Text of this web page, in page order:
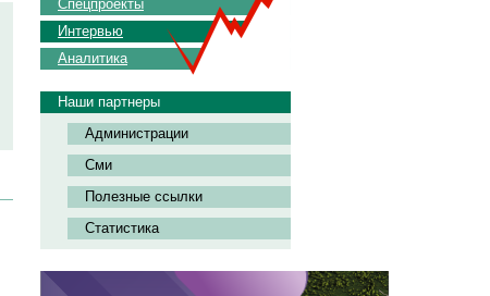
Спецпроекты
Интервью
Аналитика
Наши партнеры
Администрации
Сми
Полезные ссылки
Статистика